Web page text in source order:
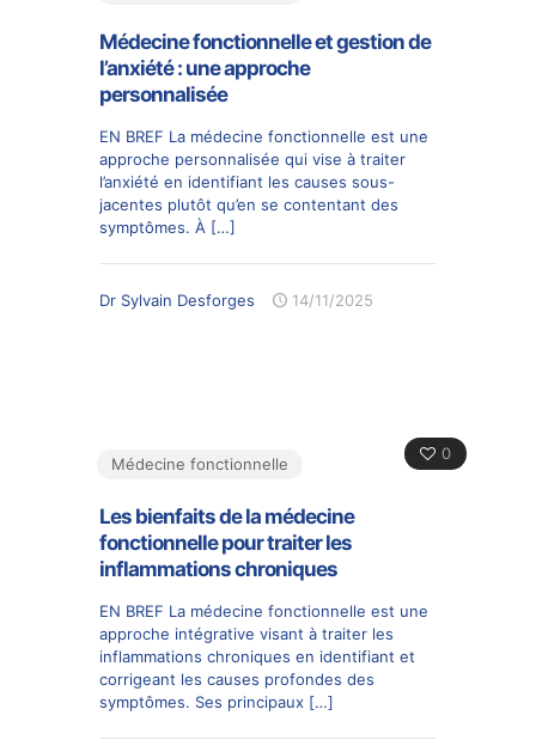
Médecine fonctionnelle et gestion de
l’anxiété : une approche
personnalisée
EN BREF La médecine fonctionnelle est une
approche personnalisée qui vise à traiter
l’anxiété en identifiant les causes sous-
jacentes plutôt qu’en se contentant des
symptômes. À […]
Dr Sylvain Desforges 14/11/2025
0
Médecine fonctionnelle
Les bienfaits de la médecine
fonctionnelle pour traiter les
inflammations chroniques
EN BREF La médecine fonctionnelle est une
approche intégrative visant à traiter les
inflammations chroniques en identifiant et
corrigeant les causes profondes des
symptômes. Ses principaux […]